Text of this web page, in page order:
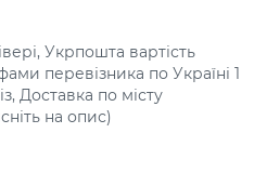
Укрпошта вартість
перевізника по Україні 1
Доставка по місту
на опис)